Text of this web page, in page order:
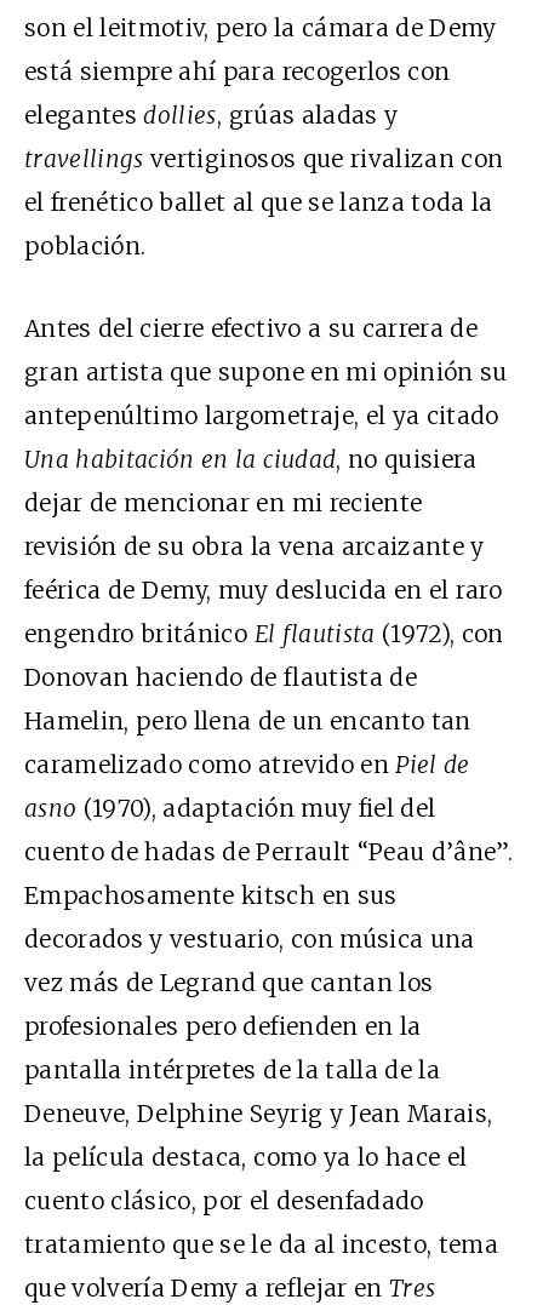
son el leitmotiv, pero la cámara de Demy
está siempre ahí para recogerlos con
elegantesdollies, grúas aladas y
travellingsvertiginosos que rivalizan con
el frenético ballet al que se lanza toda la
población.
Antes del cierre efectivo a su carrera de
gran artista que supone en mi opinión su
antepenúltimo largometraje, el ya citado
Una habitación en la ciudad, no quisiera
dejar de mencionar en mi reciente
revisión de su obra la vena arcaizante y
feérica de Demy, muy deslucida en el raro
engendro británico El flautista (1972), con
Donovan haciendo de flautista de
Hamelin, pero llena de un encanto tan
caramelizado como atrevido enPiel de
asno (1970), adaptación muy fiel del
cuento de hadas de Perrault “Peau d’âne”.
Empachosamente kitsch en sus
decorados y vestuario, con música una
vez más de Legrand que cantan los
profesionales pero defienden en la
pantalla intérpretes de la talla de la
Deneuve, Delphine Seyrig y Jean Marais,
la película destaca, como ya lo hace el
cuento clásico, por el desenfadado
tratamiento que se le da al incesto, tema
que volvería Demy a reflejar en Tres